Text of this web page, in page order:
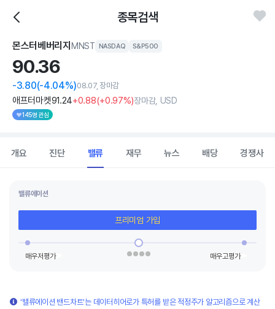
종목검색
몬스터베버리지 MNST NASDAQ S&P500
90.36
-3.80(-4.04%)08.07, 장마감
애프터마켓91.24+0.88(+0.97%)장마감, USD
145명 관심
개요 진단 밸류 재무 뉴스 배당 경쟁사
밸류에이션
프리미엄 가입
'밸류에이션 밴드차트'는 데이터히어로가 특허를 받은 적정주가 알고리즘으로 계산